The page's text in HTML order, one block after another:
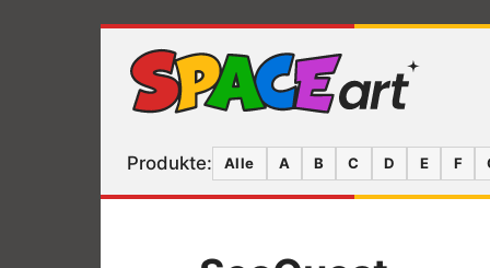
Produkte: Alle A B C D E F